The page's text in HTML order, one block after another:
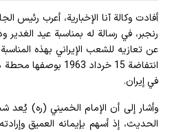
أفادت وکالة آنا الإخباریة، أعرب رئيس
رنجبر، في رسالة له بمناسبة عيد الغدير
عن تعازيه للشعب الإيراني بهذه
انتفاضة 15 خرداد
في إيران.
وأشار إلى أن الإمام الخميني (ره) يُعد
الحديث، إذ أسهم بإيمانه العميق